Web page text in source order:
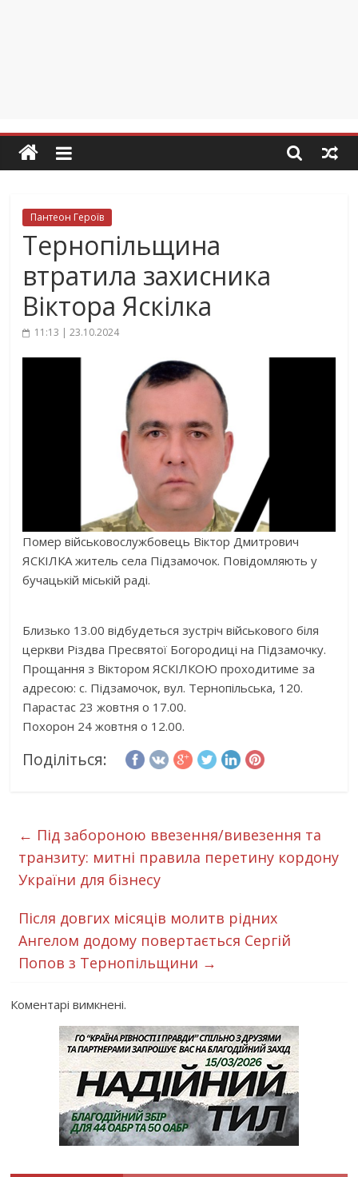
Пантеон Героїв
Тернопільщина
втратила захисника
Віктора Яскілка
11:13 | 23.10.2024
Помер військовослужбовець Віктор Дмитрович
ЯСКІЛКА житель села Підзамочок. Повідомляють у
бучацькій міській раді.
Близько 13.00 відбудеться зустріч військового біля
церкви Різдва Пресвятої Богородиці на Підзамочку.
Прощання з Віктором ЯСКІЛКОЮ проходитиме за
адресою: с. Підзамочок, вул. Тернопільська, 120.
Парастас 23 жовтня о 17.00.
Похорон 24 жовтня о 12.00.
Поділіться:
← Під забороною ввезення/вивезення та
транзиту: митні правила перетину кордону
України для бізнесу
Після довгих місяців молитв рідних
Ангелом додому повертається Сергій
Попов з Тернопільщини →
Коментарі вимкнені.